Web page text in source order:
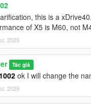
this is a
of X5 is M60, not
2025
Tác giả
ok I will change the
2025